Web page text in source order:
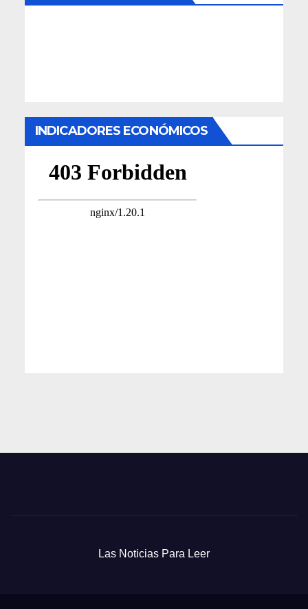
INDICADORES ECONÓMICOS
Las Noticias Para Leer